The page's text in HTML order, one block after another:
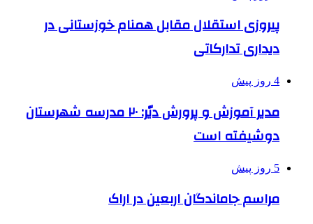
پیروزی استقلال مقابل همنام خوزستانی در
دیداری تدارکاتی
4 روز پیش
مدیر آموزش و پرورش دیّر: ۲۰ مدرسه شهرستان
دوشیفته است
5 روز پیش
مراسم جاماندگان اربعین در اراک